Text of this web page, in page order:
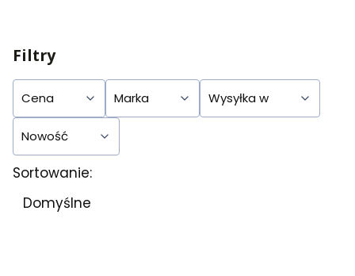
Filtry
Cena Marka Wysyłka w
Nowość
Koniec filtrów
Lista produktów
Sortowanie:
Domyślne